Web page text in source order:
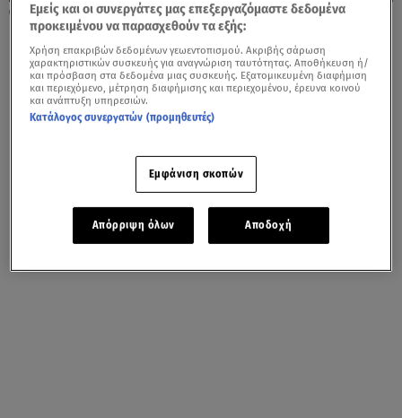
10.10.23, 17:18
H κοκορομαχία ξεκίνησε!
Εμείς και οι συνεργάτες μας επεξεργαζόμαστε δεδομένα
προκειμένου να παρασχεθούν τα εξής:
Χρήση επακριβών δεδομένων γεωεντοπισμού. Ακριβής σάρωση
χαρακτηριστικών συσκευής για αναγνώριση ταυτότητας. Αποθήκευση ή/
και πρόσβαση στα δεδομένα μιας συσκευής. Εξατομικευμένη διαφήμιση
και περιεχόμενο, μέτρηση διαφήμισης και περιεχομένου, έρευνα κοινού
και ανάπτυξη υπηρεσιών.
Κατάλογος συνεργατών (προμηθευτές)
Εμφάνιση σκοπών
Απόρριψη όλων Αποδοχή